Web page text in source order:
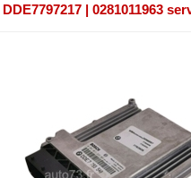
DDE7797217 | 0281011963